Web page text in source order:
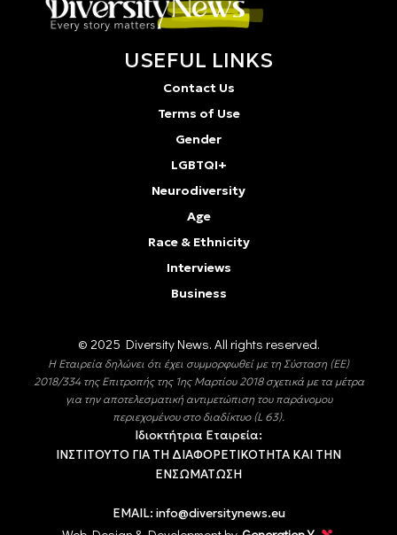
USEFUL LINKS
Contact Us
Terms of Use
Gender
LGBTQI+
Neurodiversity
Age
Race & Ethnicity
Interviews
Business
© 2025 Diversity Νews. All rights reserved.
Η Εταιρεία δηλώνει ότι έχει συμμορφωθεί με τη Σύσταση (ΕΕ)
2018/334 της Επιτροπής της 1ης Μαρτίου 2018 σχετικά με τα μέτρα
για την αποτελεσματική αντιμετώπιση του παράνομου
περιεχομένου στο διαδίκτυο (L 63).
Ιδιοκτήτρια Εταιρεία:
ΙΝΣΤΙΤΟΥΤΟ ΓΙΑ ΤΗ ΔΙΑΦΟΡΕΤΙΚΟΤΗΤΑ ΚΑΙ ΤΗΝ
ΕΝΣΩΜΑΤΩΣΗ
EMAIL: info@diversitynews.eu